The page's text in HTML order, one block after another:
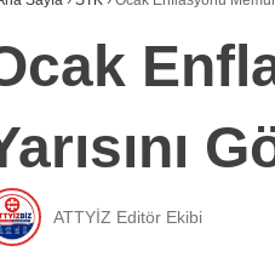
ATTYİZ Editör Ekibi